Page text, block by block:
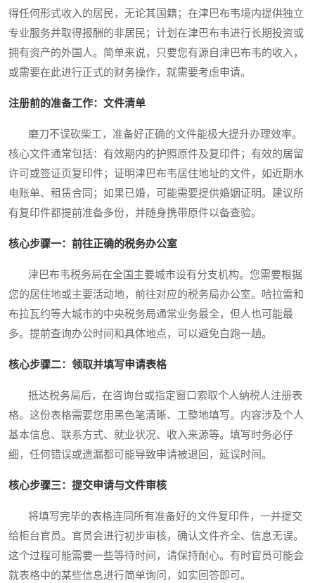
得任何形式收入的居民，无论其国籍；在津巴布韦境内提供独立
专业服务并取得报酬的非居民；计划在津巴布韦进行长期投资或
拥有资产的外国人。简单来说，只要您有源自津巴布韦的收入，
或需要在此进行正式的财务操作，就需要考虑申请。
注册前的准备工作：文件清单
磨刀不误砍柴工，准备好正确的文件能极大提升办理效率。
核心文件通常包括：有效期内的护照原件及复印件；有效的居留
许可或签证页复印件；证明津巴布韦居住地址的文件，如近期水
电账单、租赁合同；如果已婚，可能需要提供婚姻证明。建议所
有复印件都提前准备多份，并随身携带原件以备查验。
核心步骤一：前往正确的税务办公室
津巴布韦税务局在全国主要城市设有分支机构。您需要根据
您的居住地或主要活动地，前往对应的税务局办公室。哈拉雷和
布拉瓦约等大城市的中央税务局通常业务最全，但人也可能最
多。提前查询办公时间和具体地点，可以避免白跑一趟。
核心步骤二：领取并填写申请表格
抵达税务局后，在咨询台或指定窗口索取个人纳税人注册表
格。这份表格需要您用黑色笔清晰、工整地填写。内容涉及个人
基本信息、联系方式、就业状况、收入来源等。填写时务必仔
细，任何错误或遗漏都可能导致申请被退回，延误时间。
核心步骤三：提交申请与文件审核
将填写完毕的表格连同所有准备好的文件复印件，一并提交
给柜台官员。官员会进行初步审核，确认文件齐全、信息无误。
这个过程可能需要一些等待时间，请保持耐心。有时官员可能会
就表格中的某些信息进行简单询问，如实回答即可。